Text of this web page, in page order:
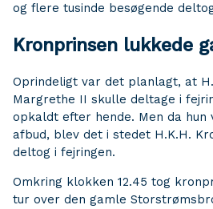
og flere tusinde besøgende
Kronprinsen lukkede
Oprindeligt var det planlagt, at
Margrethe II skulle deltage i
opkaldt efter hende. Men da
afbud, blev det i stedet H.K.H.
deltog i fejringen.
Omkring klokken 12.45 tog
tur over den gamle